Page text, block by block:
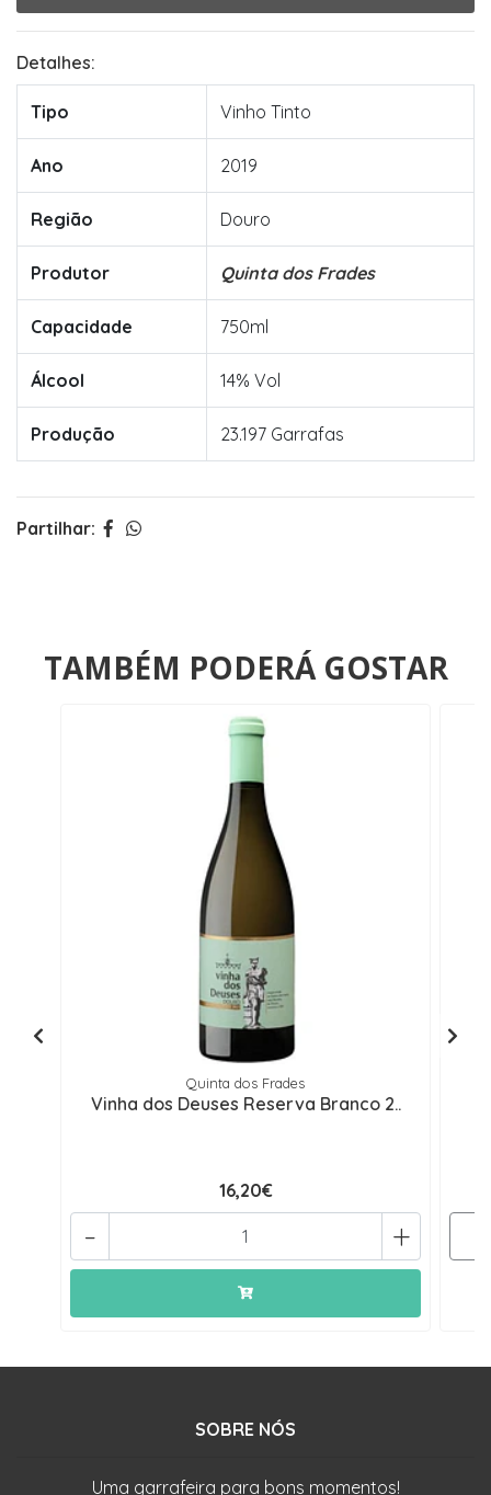
Detalhes:
Tipo Vinho Tinto
Ano 2019
Região Douro
Produtor Quinta dos Frades
Capacidade 750ml
Álcool 14% Vol
Produção 23.197 Garrafas
Partilhar:
TAMBÉM PODERÁ GOSTAR
Quinta dos Frades
Vinha dos Deuses Reserva Branco 2..
16,20€
+
-
SOBRE NÓS
Uma garrafeira para bons momentos!